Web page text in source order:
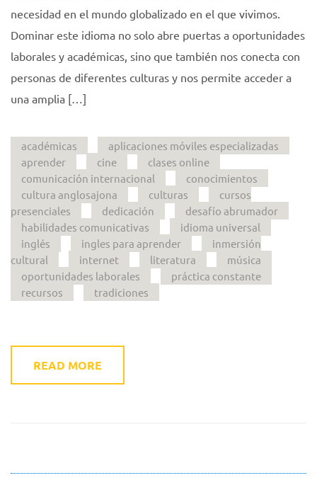
necesidad en el mundo globalizado en el que vivimos.
Dominar este idioma no solo abre puertas a oportunidades
laborales y académicas, sino que también nos conecta con
personas de diferentes culturas y nos permite acceder a
una amplia […]
académicas
aplicaciones móviles especializadas
aprender
cine
clases online
comunicación internacional
conocimientos
cultura anglosajona
culturas
cursos
presenciales
dedicación
desafío abrumador
habilidades comunicativas
idioma universal
inglés
ingles para aprender
inmersión
cultural
internet literatura
música
oportunidades laborales
práctica constante
recursos
tradiciones
READ MORE